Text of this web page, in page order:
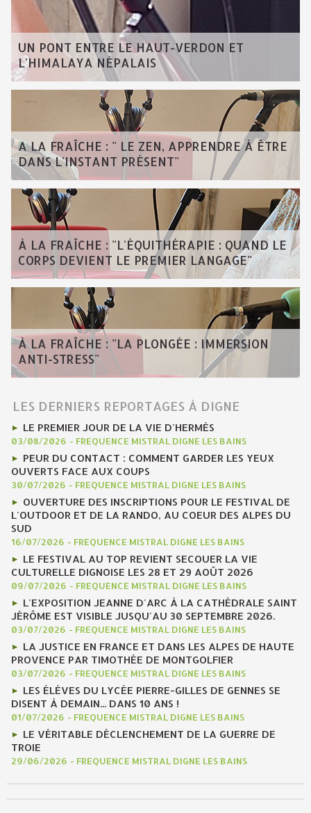
UN PONT ENTRE LE HAUT-VERDON ET
L'HIMALAYA NÉPALAIS
A LA FRAÎCHE : " LE ZEN, APPRENDRE À ÊTRE
DANS L'INSTANT PRÉSENT"
À LA FRAÎCHE : "L'ÉQUITHÉRAPIE : QUAND LE
CORPS DEVIENT LE PREMIER LANGAGE"
À LA FRAÎCHE : "LA PLONGÉE : IMMERSION
ANTI-STRESS"
LES DERNIERS REPORTAGES À DIGNE
LE PREMIER JOUR DE LA VIE D'HERMÈS
03/08/2026 - FREQUENCE MISTRAL DIGNE LES BAINS
PEUR DU CONTACT : COMMENT GARDER LES YEUX
OUVERTS FACE AUX COUPS
30/07/2026 - FREQUENCE MISTRAL DIGNE LES BAINS
OUVERTURE DES INSCRIPTIONS POUR LE FESTIVAL DE
L'OUTDOOR ET DE LA RANDO, AU COEUR DES ALPES DU
SUD
16/07/2026 - FREQUENCE MISTRAL DIGNE LES BAINS
LE FESTIVAL AU TOP REVIENT SECOUER LA VIE
CULTURELLE DIGNOISE LES 28 ET 29 AOÛT 2026
09/07/2026 - FREQUENCE MISTRAL DIGNE LES BAINS
L'EXPOSITION JEANNE D'ARC À LA CATHÉDRALE SAINT
JÉRÔME EST VISIBLE JUSQU'AU 30 SEPTEMBRE 2026.
03/07/2026 - FREQUENCE MISTRAL DIGNE LES BAINS
LA JUSTICE EN FRANCE ET DANS LES ALPES DE HAUTE
PROVENCE PAR TIMOTHÉE DE MONTGOLFIER
03/07/2026 - FREQUENCE MISTRAL DIGNE LES BAINS
LES ÉLÈVES DU LYCÉE PIERRE-GILLES DE GENNES SE
DISENT À DEMAIN... DANS 10 ANS !
01/07/2026 - FREQUENCE MISTRAL DIGNE LES BAINS
LE VÉRITABLE DÉCLENCHEMENT DE LA GUERRE DE
TROIE
29/06/2026 - FREQUENCE MISTRAL DIGNE LES BAINS